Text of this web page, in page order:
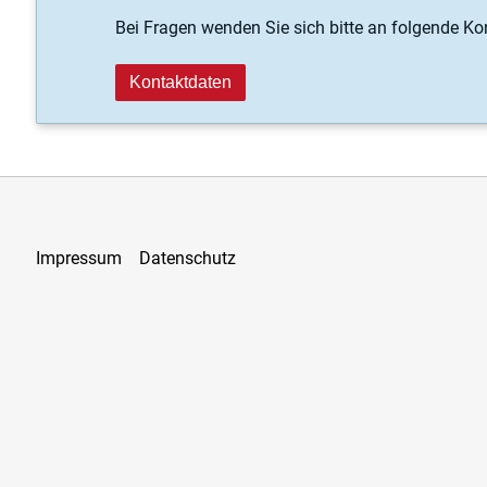
Bei Fragen wenden Sie sich bitte an folgende
Kontaktdaten
Impressum Datenschutz